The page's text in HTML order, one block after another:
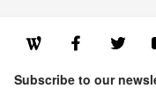
Subscribe to our